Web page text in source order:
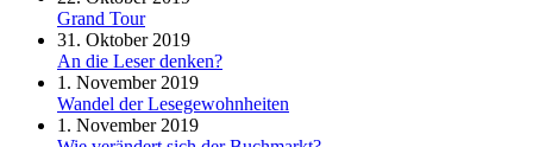
Grand Tour
31. Oktober 2019
An die Leser denken?
1. November 2019
Wandel der Lesegewohnheiten
1. November 2019